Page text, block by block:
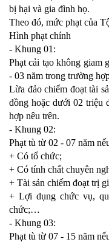
bị hại và gia đình họ.
Theo đó, mức phạt của
Hình phạt chính
- Khung 01:
Phạt cải tạo không giam
- 03 năm trong trường
Lừa đảo chiếm đoạt tài
đồng hoặc dưới 02 triệu
hợp nêu trên.
- Khung 02:
Phạt tù từ 02 - 07 năm
+ Có tổ chức;
+ Có tính chất chuyên
+ Tài sản chiếm đoạt trị
+ Lợi dụng chức vụ,
chức;…
- Khung 03:
Phạt tù từ 07 - 15 năm